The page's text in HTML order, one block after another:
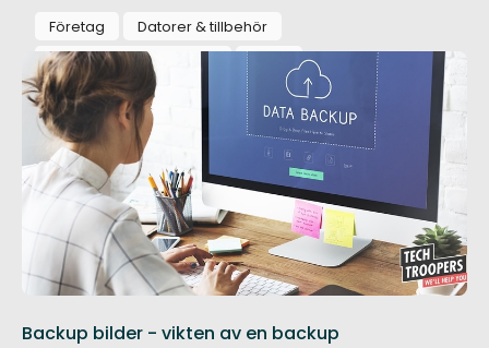
Företag
Datorer & tillbehör
Installation & montering
Backup bilder - vikten av en backup